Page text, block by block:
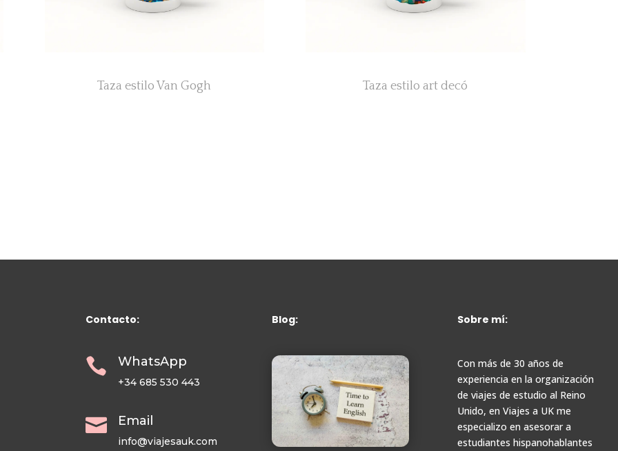
Taza estilo Van Gogh Taza estilo art decó
Contacto:
 WhatsApp
+34 685 530 443
 Email
info@viajesauk.com
Blog: Sobre mí:
Con más de 30 años de
experiencia en la organización
de viajes de estudio al Reino
Unido, en Viajes a UK me
especializo en asesorar a
estudiantes hispanohablantes